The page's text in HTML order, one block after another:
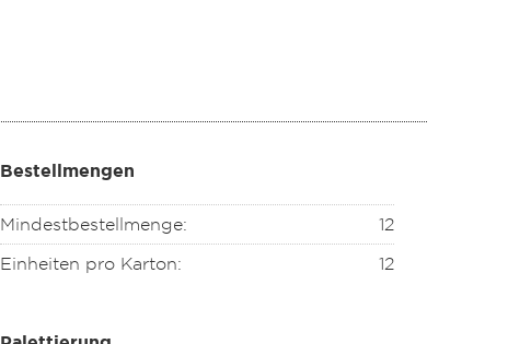
Bestellmengen
Mindestbestellmenge:
12
Einheiten pro Karton:
12